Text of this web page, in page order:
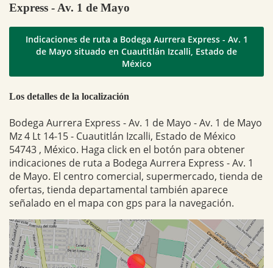
Express - Av. 1 de Mayo
Indicaciones de ruta a Bodega Aurrera Express - Av. 1
de Mayo situado en Cuautitlán Izcalli, Estado de
México
Los detalles de la localización
Bodega Aurrera Express - Av. 1 de Mayo - Av. 1 de Mayo
Mz 4 Lt 14-15 - Cuautitlán Izcalli, Estado de México
54743 , México. Haga click en el botón para obtener
indicaciones de ruta a Bodega Aurrera Express - Av. 1
de Mayo. El centro comercial, supermercado, tienda de
ofertas, tienda departamental también aparece
señalado en el mapa con gps para la navegación.